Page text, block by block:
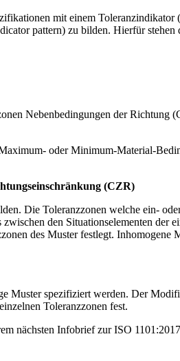
mit einem
pattern) zu bilden. Hierfür
Nebenbedingungen der
oder Minimum-Material-
(CZR)
Die Toleranzzonen welche ein-
den Situationselementen der
des Muster festlegt. Inhomogene
Muster spezifiziert werden. Der
Toleranzzonen fest.
nächsten Infobrief zur ISO